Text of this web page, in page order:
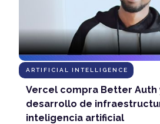
ARTIFICIAL INTELLIGENCE
Vercel compra Better Auth
desarrollo de
inteligencia artificial